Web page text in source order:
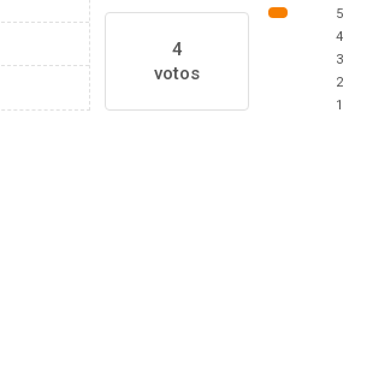
4
votos
5
4
3
2
1